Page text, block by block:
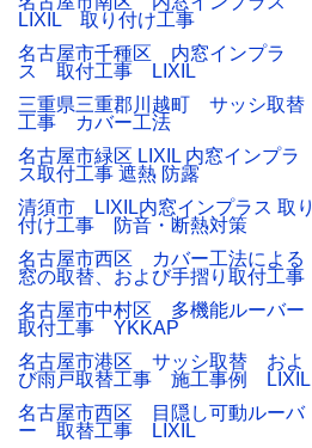
LIXIL 取り付け工事
名古屋市千種区 内窓インプラ
ス 取付工事 LIXIL
三重県三重郡川越町 サッシ取替
工事 カバー工法
名古屋市緑区 LIXIL 内窓インプラ
ス取付工事 遮熱 防露
清須市 LIXIL内窓インプラス 取り
付け工事 防音・断熱対策
名古屋市西区 カバー工法による
窓の取替、および手摺り取付工事
名古屋市中村区 多機能ルーバー
取付工事 YKKAP
名古屋市港区 サッシ取替 およ
び雨戸取替工事 施工事例 LIXIL
名古屋市西区 目隠し可動ルーバ
ー 取替工事 LIXIL